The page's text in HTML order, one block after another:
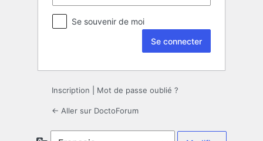
Se souvenir de moi
Inscription Mot de passe oublié ?
← Aller sur DoctoForum